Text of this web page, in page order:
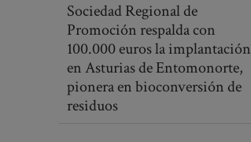
Sociedad Regional de
Promoción respalda con
100.000 euros la implantación
en Asturias de Entomonorte,
pionera en bioconversión de
residuos